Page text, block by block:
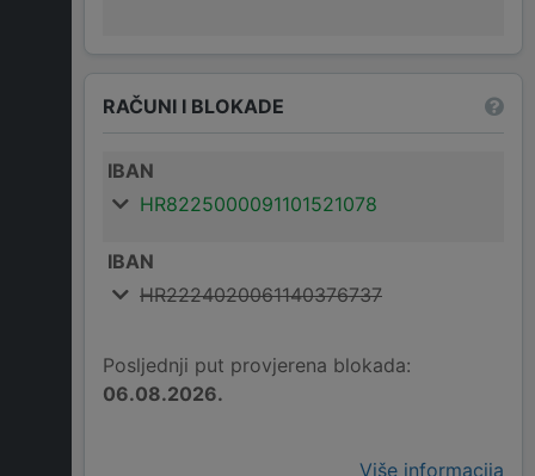
RAČUNI I BLOKADE
IBAN
HR8225000091101521078
IBAN
HR2224020061140376737
Posljednji put provjerena blokada:
06.08.2026.
Više informacija